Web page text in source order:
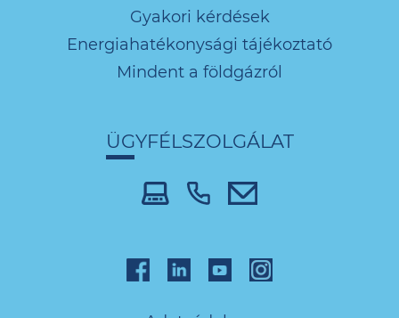
Gyakori kérdések
Energiahatékonysági tájékoztató
Mindent a földgázról
ÜGYFÉLSZOLGÁLAT